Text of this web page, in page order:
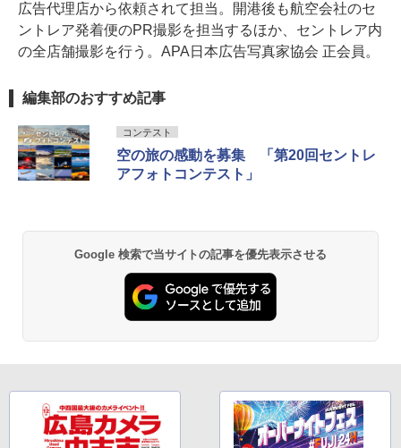
広告代理店から依頼されて担当。開港後も航空会社のセ
ントレア発着便のPR撮影を担当するほか、セントレア内
の全店舗撮影を行う。APA日本広告写真家協会 正会員。
編集部のおすすめ記事
コンテスト
空の旅の感動を募集 「第20回セントレ
アフォトコンテスト」
Google 検索で当サイトの記事を優先表示させる